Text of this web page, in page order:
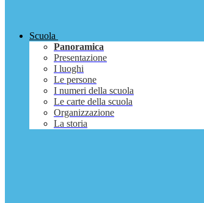
Scuola
Panoramica
Presentazione
I luoghi
Le persone
I numeri della scuola
Le carte della scuola
Organizzazione
La storia